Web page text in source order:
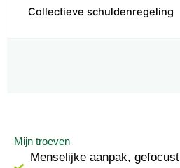
Collectieve schuldenregeling
Mijn troeven
Menselijke aanpak,